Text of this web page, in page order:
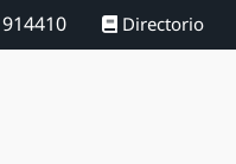
Directorio